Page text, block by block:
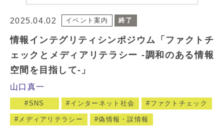
2025.04.02 イベント案内 終了
情報インテグリティシンポジウム「ファクトチ
ェックとメディアリテラシー -調和のある情報
空間を目指して-」
山口真一
SNS インターネット社会 ファクトチェック
メディアリテラシー 偽情報・誤情報